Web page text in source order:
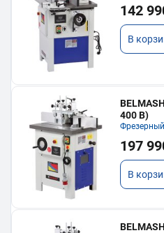
142
В
400 В)
197
В